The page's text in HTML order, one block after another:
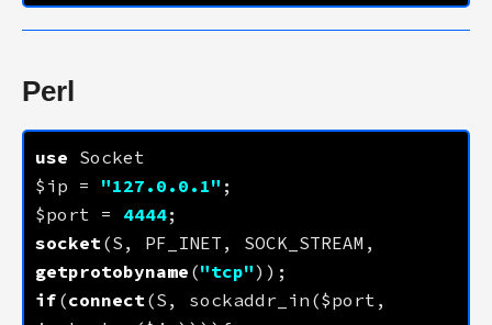
Perl
use
$ip = "127.0.0.1"
$port = 4444
socket
getprotobyname ("tcp"
if (connect(S, sockaddr_in($port,